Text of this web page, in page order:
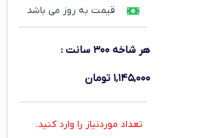
قیمت به روز می باشد
هر شاخه ۳۰۰ سانت :
۱,۱۴۵,۰۰۰ تومان
تعداد موردنیاز را وارد کنید.